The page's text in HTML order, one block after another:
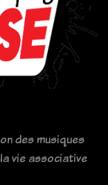
des musiques
vie associative